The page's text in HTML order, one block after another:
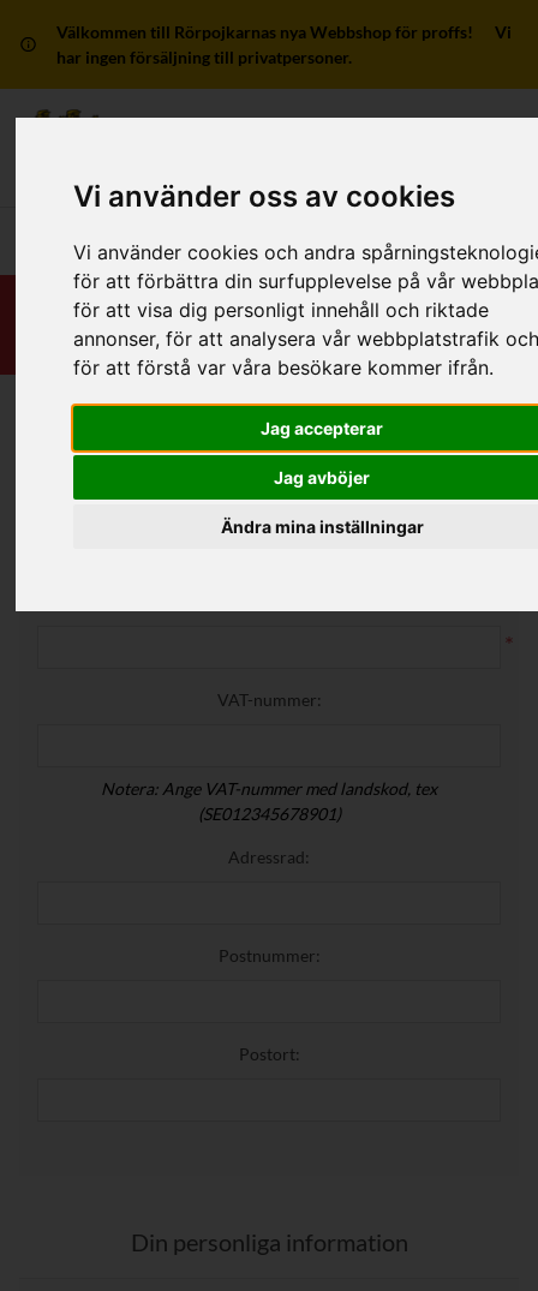
Vi använder oss av cookies
Vi använder cookies och andra
för att förbättra din surfupplevelse på vår
för att visa dig personligt innehåll och riktade
annonser, för att analysera vår webbplatstrafik
för att förstå var våra besökare kommer ifrån.
Jag accepterar
Jag avböjer
Ändra mina inställningar
Välkommen till Rörpojkarnas nya Webbshop för proffs! Vi
har ingen försäljning till privatpersoner.
Huvudmeny
Skapa konto
Företagsinformation
*
VAT-nummer:
Notera: Ange VAT-nummer med landskod, tex
(SE012345678901)
Adressrad:
Postnummer:
Postort:
Din personliga information